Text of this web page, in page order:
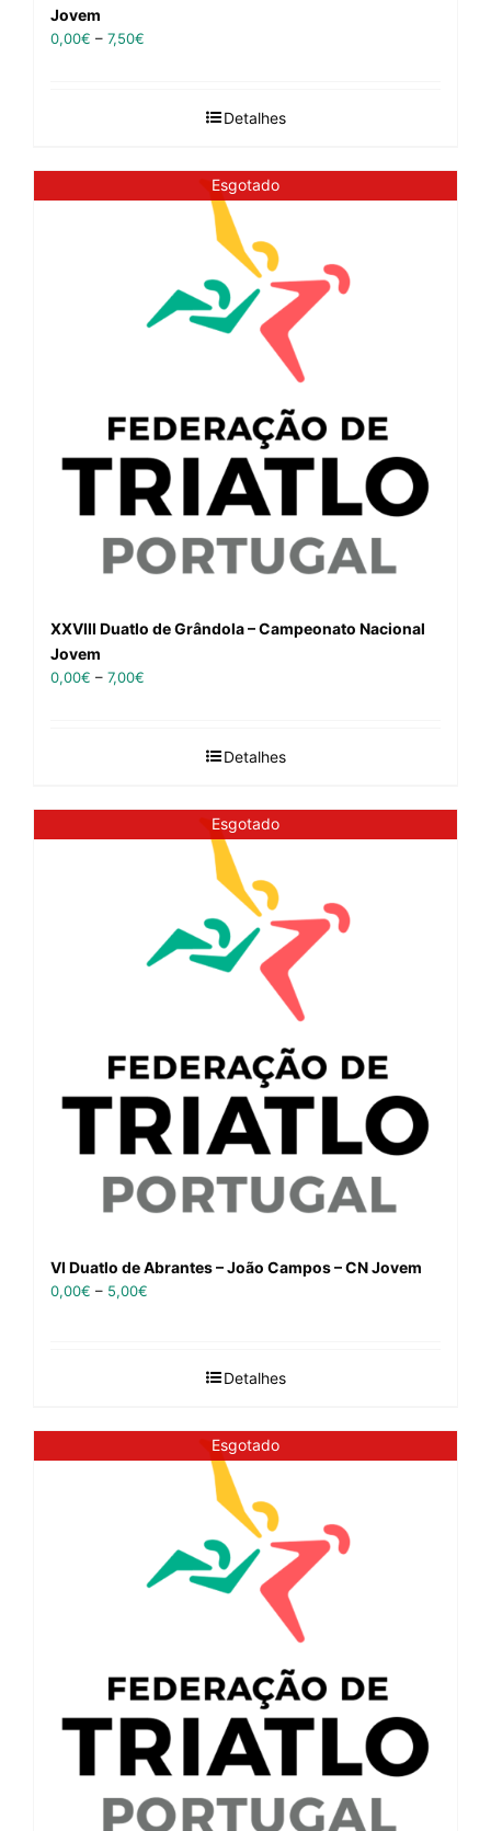
Jovem
0,00€ – 7,50€
Detalhes
Esgotado
XXVIII Duatlo de Grândola – Campeonato Nacional
Jovem
0,00€ – 7,00€
Detalhes
Esgotado
VI Duatlo de Abrantes – João Campos – CN Jovem
0,00€ – 5,00€
Detalhes
Esgotado